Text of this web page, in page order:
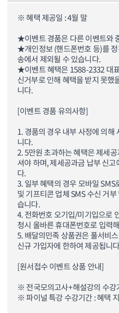
※ 혜택 제공일 : 4월 말
★이벤트 경품은 다른 이벤트와
★개인정보 (핸드폰번호 등)를
송에서 제외될 수 있습니다.
★이벤트 혜택은 1588-2332 대
신거부로 인해 혜택을 받지 못했
니다.
[이벤트 경품 유의사항]
1. 경품의 경우 내부 사정에 의해
니다.
2. 5만원 초과하는 혜택은 제세
셔야 하며, 제세공과금 납부 신고
다.
3. 일부 혜택의 경우 모바일
및 기프티콘 업체 SMS 수신 거
습니다.
4. 전화번호 오기입/미기입으로
청시 올바른 휴대폰번호로 입력
5. 배달의민족 상품권은 풀서비
신규 가입자에 한하여 제공됩니
[원서접수 이벤트 상품 안내]
※ 전국모의고사+해설강의 수강
※ 파이널 특강 수강기간 :혜택